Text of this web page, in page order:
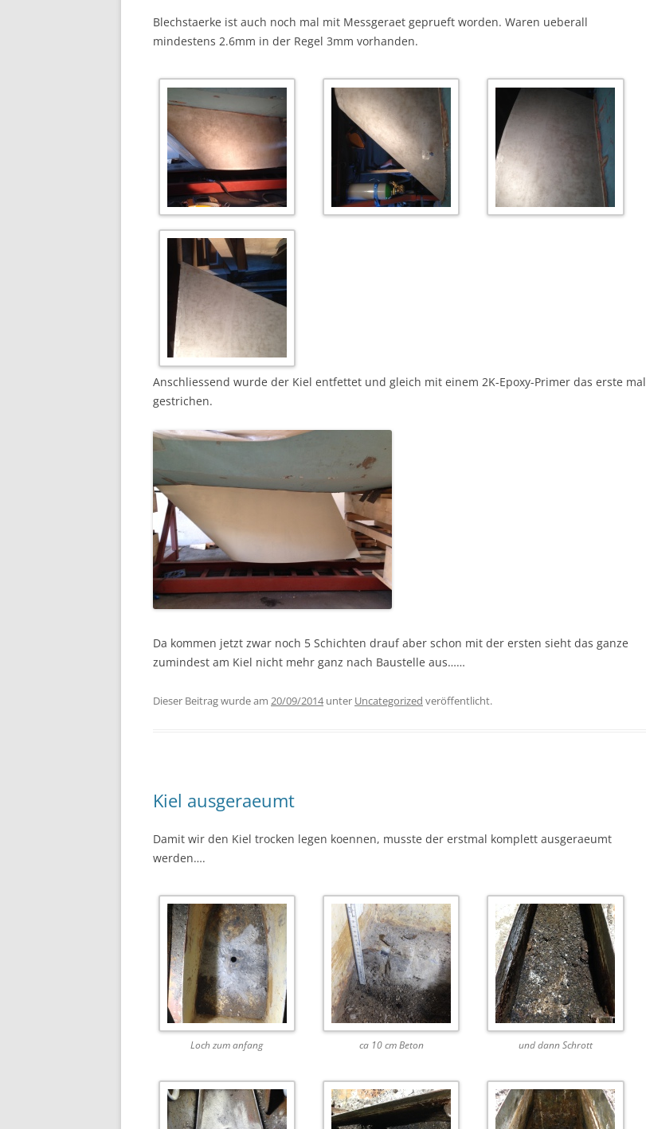
Blechstaerke ist auch noch mal mit Messgeraet geprueft worden. Waren ueberall
mindestens 2.6mm in der Regel 3mm vorhanden.
Anschliessend wurde der Kiel entfettet und gleich mit einem 2K-Epoxy-Primer das erste mal
gestrichen.
Da kommen jetzt zwar noch 5 Schichten drauf aber schon mit der ersten sieht das ganze
zumindest am Kiel nicht mehr ganz nach Baustelle aus……
Dieser Beitrag wurde am 20/09/2014unter Uncategorized veröffentlicht.
Kiel ausgeraeumt
Damit wir den Kiel trocken legen koennen, musste der erstmal komplett ausgeraeumt
werden….
Loch zum anfang ca 10 cm Beton und dann Schrott